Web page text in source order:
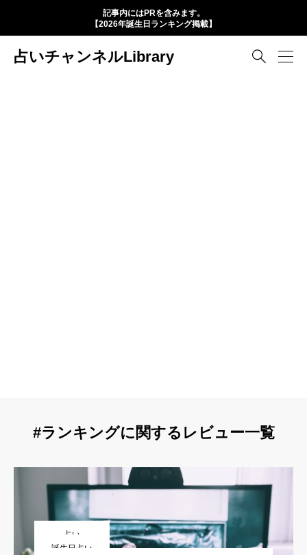
記事内にはPRを含みます。
【2026年誕生日ランキング掲載】
占いチャンネルLibrary 
#ランキングに関するレビュー一覧
占い
誕生日占い